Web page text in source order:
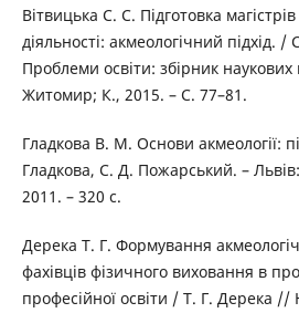
Вітвицька С. С. Підготовка
діяльності: акмеологічний підхід.
Проблеми освіти: збірник
Житомир; К., 2015. – С. 77–81.
Гладкова В. М. Основи акмеології:
Гладкова, С. Д. Пожарський. –
2011. – 320 с.
Дерека Т. Г. Формування
фахівців фізичного виховання в
професійної освіти / Т. Г. Дерека //